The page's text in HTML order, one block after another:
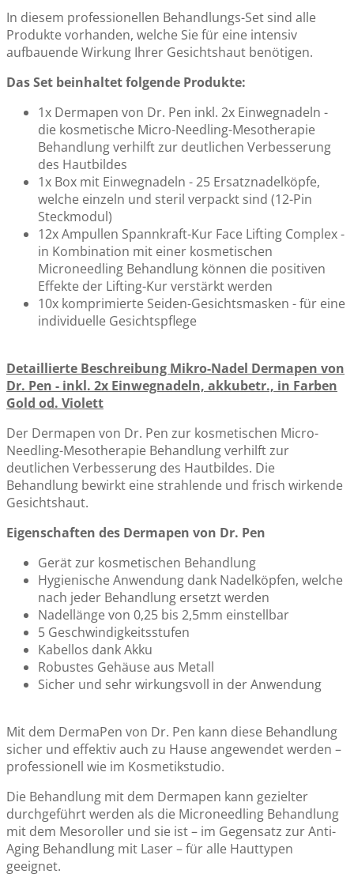
In diesem professionellen Behandlungs-Set sind alle
Produkte vorhanden, welche Sie für eine intensiv
aufbauende Wirkung Ihrer Gesichtshaut benötigen.
Das Set beinhaltet folgende Produkte:
1x Dermapen von Dr. Pen inkl. 2x Einwegnadeln -
die kosmetische Micro-Needling-Mesotherapie
Behandlung verhilft zur deutlichen Verbesserung
des Hautbildes
1x Box mit Einwegnadeln - 25 Ersatznadelköpfe,
welche einzeln und steril verpackt sind (12-Pin
Steckmodul)
12x Ampullen Spannkraft-Kur Face Lifting Complex -
in Kombination mit einer kosmetischen
Microneedling Behandlung können die positiven
Effekte der Lifting-Kur verstärkt werden
10x komprimierte Seiden-Gesichtsmasken - für eine
individuelle Gesichtspflege
Detaillierte Beschreibung Mikro-Nadel Dermapen von
Dr. Pen - inkl. 2x Einwegnadeln, akkubetr., in Farben
Gold od. Violett
Der Dermapen von Dr. Pen zur kosmetischen Micro-
Needling-Mesotherapie Behandlung verhilft zur
deutlichen Verbesserung des Hautbildes. Die
Behandlung bewirkt eine strahlende und frisch wirkende
Gesichtshaut.
Eigenschaften des Dermapen von Dr. Pen
Gerät zur kosmetischen Behandlung
Hygienische Anwendung dank Nadelköpfen, welche
nach jeder Behandlung ersetzt werden
Nadellänge von 0,25 bis 2,5mm einstellbar
5 Geschwindigkeitsstufen
Kabellos dank Akku
Robustes Gehäuse aus Metall
Sicher und sehr wirkungsvoll in der Anwendung
Mit dem DermaPen von Dr. Pen kann diese Behandlung
sicher und effektiv auch zu Hause angewendet werden –
professionell wie im Kosmetikstudio.
Die Behandlung mit dem Dermapen kann gezielter
durchgeführt werden als die Microneedling Behandlung
mit dem Mesoroller und sie ist – im Gegensatz zur Anti-
Aging Behandlung mit Laser – für alle Hauttypen
geeignet.